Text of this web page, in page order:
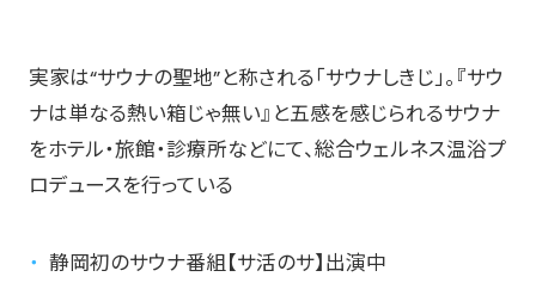
実家は“サウナの聖地”と称される「サウナしきじ」。『サウ
ナは単なる熱い箱じゃ無い』と五感を感じられるサウナ
をホテル・旅館・診療所などにて、総合ウェルネス温浴プ
ロデュースを行っている
静岡初のサウナ番組【サ活のサ】出演中